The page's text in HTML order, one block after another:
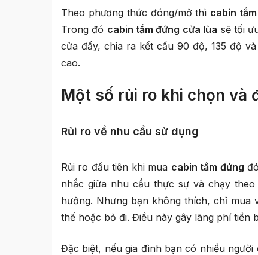
Theo phương thức đóng/mở thì cabin tắm
Trong đó cabin tắm đứng cửa lùa sẽ tối
cửa đẩy, chia ra kết cấu 90 độ, 135 độ
cao.
Một số rủi ro khi chọn và
Rủi ro về nhu cầu sử dụng
Rủi ro đầu tiên khi mua cabin tắm đứng
nhắc giữa nhu cầu thực sự và chạy
hưởng. Nhưng bạn không thích, chỉ mua
thế hoặc bỏ đi. Điều này gây lãng phí tiền
Đặc biệt, nếu gia đình bạn có nhiều